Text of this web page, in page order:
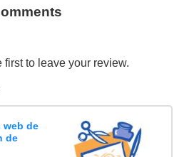
first to leave your review.
web de
de